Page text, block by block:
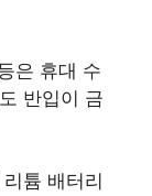
은 휴대 수
반입이 금
튬 배터리